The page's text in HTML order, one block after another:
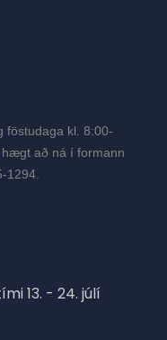
föstudaga kl. 8:00-
að ná í formann
1294.
13. - 24. júlí